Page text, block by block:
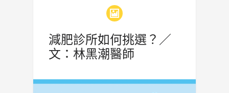
減肥診所如何挑選？／
文：林黑潮醫師